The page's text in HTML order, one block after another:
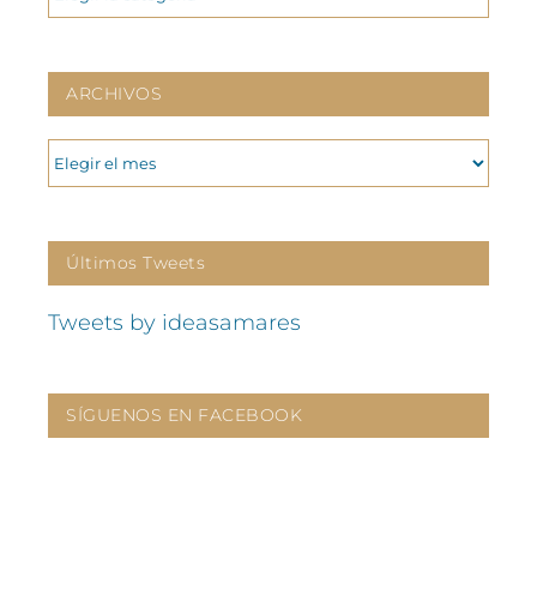
ARCHIVOS
ARCHIVOS
Últimos Tweets
Tweets by ideasamares
SÍGUENOS EN FACEBOOK